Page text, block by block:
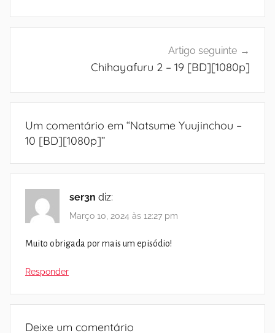
Artigo seguinte
Chihayafuru 2 – 19 [BD][1080p]
Um comentário em “Natsume Yuujinchou –
10 [BD][1080p]”
ser3n diz:
Março 10, 2024 às 12:27 pm
Muito obrigada por mais um episódio!
Responder
Deixe um comentário